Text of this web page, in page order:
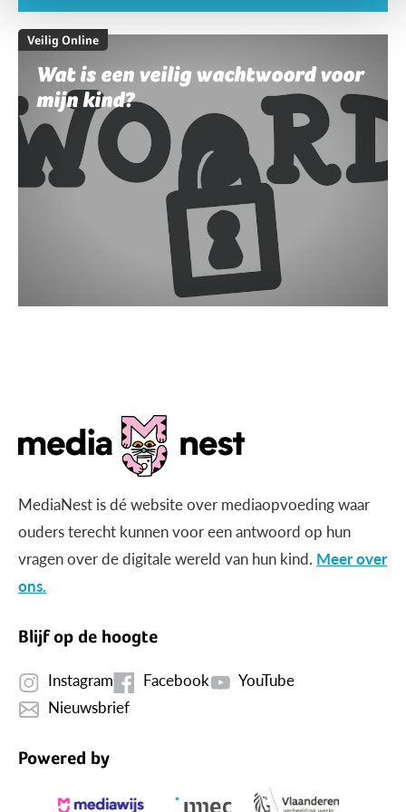
Veilig Online
Wat is een veilig wachtwoord voor
mijn kind?
MediaNest is dé website over mediaopvoeding waar
ouders terecht kunnen voor een antwoord op hun
vragen over de digitale wereld van hun kind. Meer over
ons.
Blijf op de hoogte
Instagram Facebook
YouTube
Nieuwsbrief
Powered by